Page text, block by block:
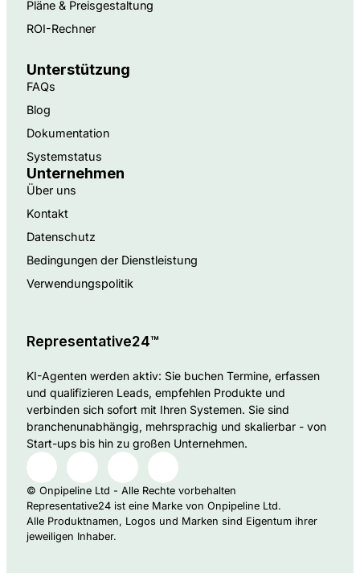
Representative24™
KI-Agenten werden aktiv: Sie buchen Termine, erfassen
und qualifizieren Leads, empfehlen Produkte und
verbinden sich sofort mit Ihren Systemen. Sie sind
branchenunabhängig, mehrsprachig und skalierbar - von
Start-ups bis hin zu großen Unternehmen.
© Onpipeline Ltd - Alle Rechte vorbehalten
Representative24 ist eine Marke von Onpipeline Ltd.
Alle Produktnamen, Logos und Marken sind Eigentum ihrer
jeweiligen Inhaber.
Pläne & Preisgestaltung
ROI-Rechner
Unterstützung
FAQs
Blog
Dokumentation
Systemstatus
Unternehmen
Über uns
Kontakt
Datenschutz
Bedingungen der Dienstleistung
Verwendungspolitik